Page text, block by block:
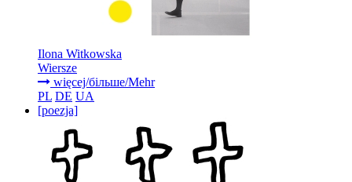
Ilona Witkowska
Wiersze
więcej/більше/Mehr
PL DE UA
[poezja]